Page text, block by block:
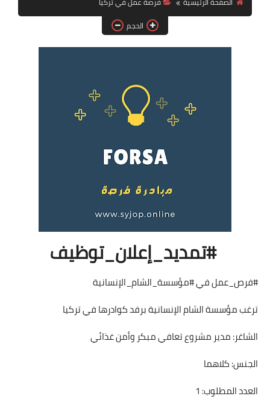
فرص عمل في العراق
فرص عمل في اليمن
دورات تدريبية
الحجم
#تمديد_إعلان_توظيف
#فرص_عمل في #مؤسسة_الشام_الإنسانية
ترغب مؤسسة الشام الإنسانية برفد كوادرها في تركيا
الشاغر: مدير مشروع تعافي مبكر وأمن غذائي
الجنس: كلاهما
العدد المطلوب: 1